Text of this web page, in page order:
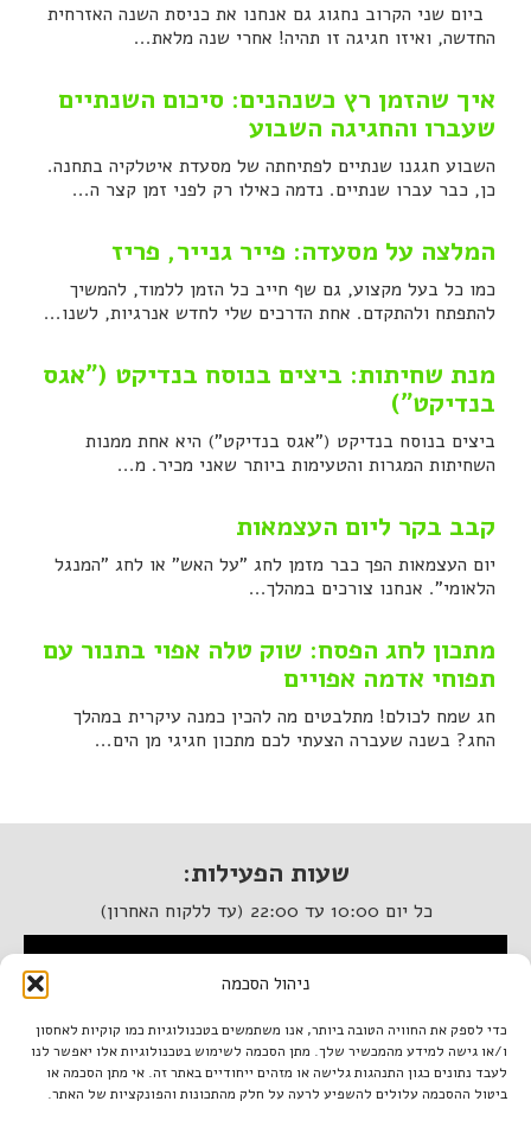
ניהול הסכמה
כדי לספק את החוויה הטובה ביותר, אנו משתמשים בטכנולוגיות כמו קוקיות לאחסון
ו/או גישה למידע מהמכשיר שלך. מתן הסכמה לשימוש בטכנולוגיות אלו יאפשר לנו
לעבד נתונים כגון התנהגות גלישה או מזהים ייחודיים באתר זה. אי מתן הסכמה או
ביטול ההסכמה עלולים להשפיע לרעה על חלק מהתכונות והפונקציות של האתר.
ביום שני הקרוב נחגוג גם אנחנו את כניסת השנה האזרחית
החדשה, ואיזו חגיגה זו תהיה! אחרי שנה מלאת...
איך שהזמן רץ כשנהנים: סיכום השנתיים
שעברו והחגיגה השבוע
השבוע חגגנו שנתיים לפתיחתה של מסעדת איטלקיה בתחנה.
כן, כבר עברו שנתיים. נדמה כאילו רק לפני זמן קצר ה...
המלצה על מסעדה: פייר גנייר, פריז
כמו כל בעל מקצוע, גם שף חייב כל הזמן ללמוד, להמשיך
להתפתח ולהתקדם. אחת הדרכים שלי לחדש אנרגיות, לשנו...
מנת שחיתות: ביצים בנוסח בנדיקט ("אגס
בנדיקט")
ביצים בנוסח בנדיקט ("אגס בנדיקט") היא אחת ממנות
השחיתות המגרות והטעימות ביותר שאני מכיר. מ...
קבב בקר ליום העצמאות
יום העצמאות הפך כבר מזמן לחג "על האש" או לחג "המנגל
הלאומי". אנחנו צורכים במהלך...
מתכון לחג הפסח: שוק טלה אפוי בתנור עם
תפוחי אדמה אפויים
חג שמח לכולם! מתלבטים מה להכין כמנה עיקרית במהלך
החג? בשנה שעברה הצעתי לכם מתכון חגיגי מן הים...
שעות הפעילות:
כל יום 10:00 עד 22:00 (עד ללקוח האחרון)
המסעדה נגישה לנכים
איטלקיה בתחנה
מתחם התחנה, תל אביב.
טל. 03-933-1922